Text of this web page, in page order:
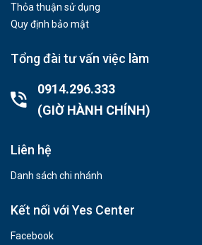
Thỏa thuận sử dụng
Quy định bảo mật
Tổng đài tư vấn việc làm
0914.296.333
(GIỜ HÀNH CHÍNH)
Liên hệ
Danh sách chi nhánh
Kết nối với Yes Center
Facebook